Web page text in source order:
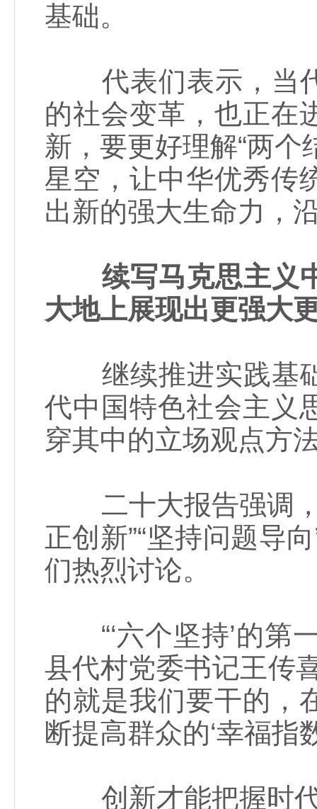
基础。
代表们表示，当代
的社会变革，也正在
新，要更好理解“两
星空，让中华优秀传
出新的强大生命力，
续写马克思主义
大地上展现出更强大
继续推进实践基础
代中国特色社会主义
穿其中的立场观点方
二十大报告强调，
正创新”“坚持问题导
们热烈讨论。
“‘六个坚持’的第
县代村党委书记王传
的就是我们要干的，
断提高群众的‘幸福指
创新才能把握时代